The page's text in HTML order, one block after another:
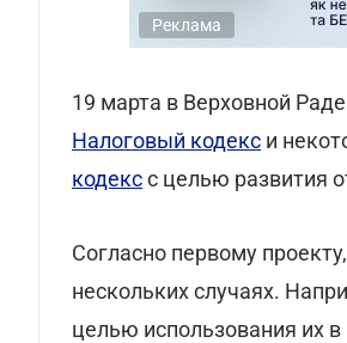
Реклама
19 марта в Верховной
Налоговый кодекс и
кодексс целью развития
Согласно первому
нескольких случаях.
целью использования их